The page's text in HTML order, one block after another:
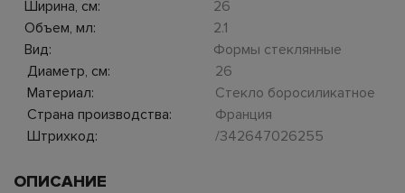
Ширина, см:
26
Объем, мл:
2.1
Вид:
Формы стеклянные
Диаметр, см:
26
Материал:
Стекло боросиликатное
Страна производства:
Франция
Штрихкод:
/342647026255
ОПИСАНИЕ